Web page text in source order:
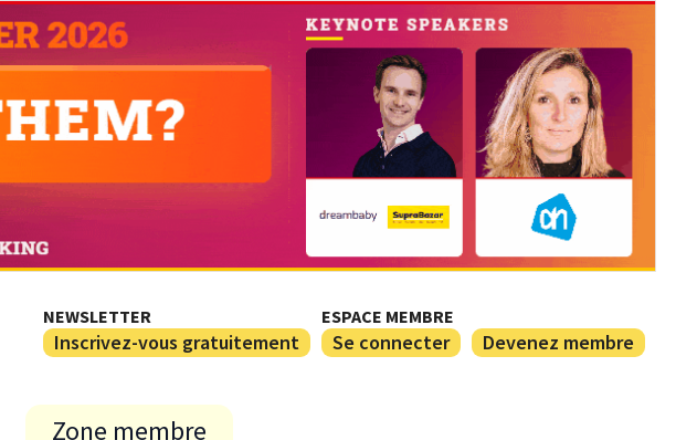
NEWSLETTER
Inscrivez-vous gratuitement
ESPACE MEMBRE
Se connecter Devenez membre
Zone membre